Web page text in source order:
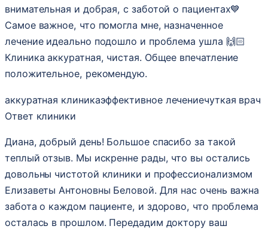
внимательная и добрая, с заботой о пациентах💙
Самое важное, что помогла мне, назначенное
лечение идеально подошло и проблема ушла 🙌🏻
Клиника аккуратная, чистая. Общее впечатление
положительное, рекомендую.
аккуратная клиникаэффективное лечениечуткая врач
Ответ клиники
Диана, добрый день! Большое спасибо за такой
теплый отзыв. Мы искренне рады, что вы остались
довольны чистотой клиники и профессионализмом
Елизаветы Антоновны Беловой. Для нас очень важна
забота о каждом пациенте, и здорово, что проблема
осталась в прошлом. Передадим доктору ваш